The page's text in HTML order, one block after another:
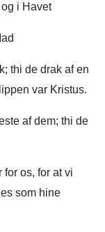
i Havet
thi de drak af en
var Kristus.
af dem; thi de
os, for at vi
som hine